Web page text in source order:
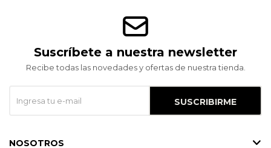
Suscríbete a nuestra newsletter
Recibe todas las novedades y ofertas de nuestra tienda.
SUSCRIBIRME
NOSOTROS